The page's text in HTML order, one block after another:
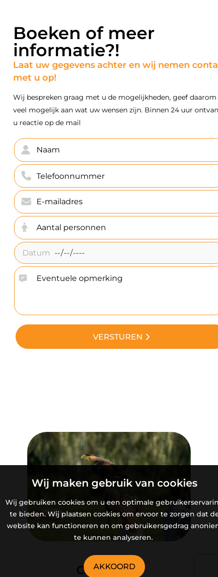
Boeken of meer
informatie?!
Laat uw gegevens achter en wij nemen
met u op!
Wij bespreken graag met u de mogelijkheden, geef daarom
veel mogelijk aan wat uw wensen zijn. Binnen 24 uur
u reactie op de mail
VERSTUREN
Cadeautip!
Wij maken gebruik van cookies
Wij gebruiken cookies om u een optimale
te bieden. Wij plaatsen cookies om ervoor te zorgen dat
website kan functioneren en om gebruikersgedrag
te kunnen analyseren.
AKKOORD